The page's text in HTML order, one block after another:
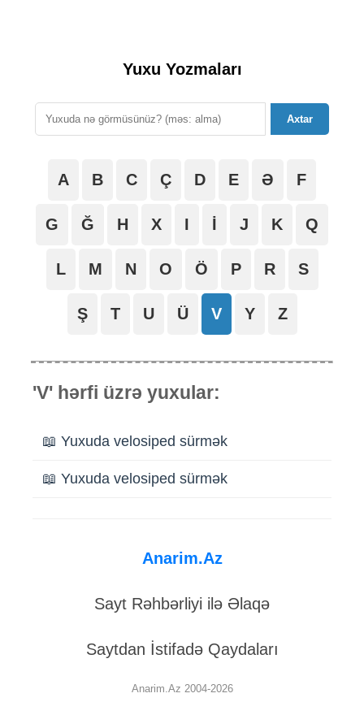
Yuxu Yozmaları
Axtar
A B C Ç D E Ə F
G Ğ H X I İ J K Q
L M N O Ö P R S
Ş T U Ü V Y Z
'V' hərfi üzrə yuxular:
📖 Yuxuda velosiped sürmək
📖 Yuxuda velosiped sürmək
Anarim.Az
Sayt Rəhbərliyi ilə Əlaqə
Saytdan İstifadə Qaydaları
Anarim.Az 2004-2026